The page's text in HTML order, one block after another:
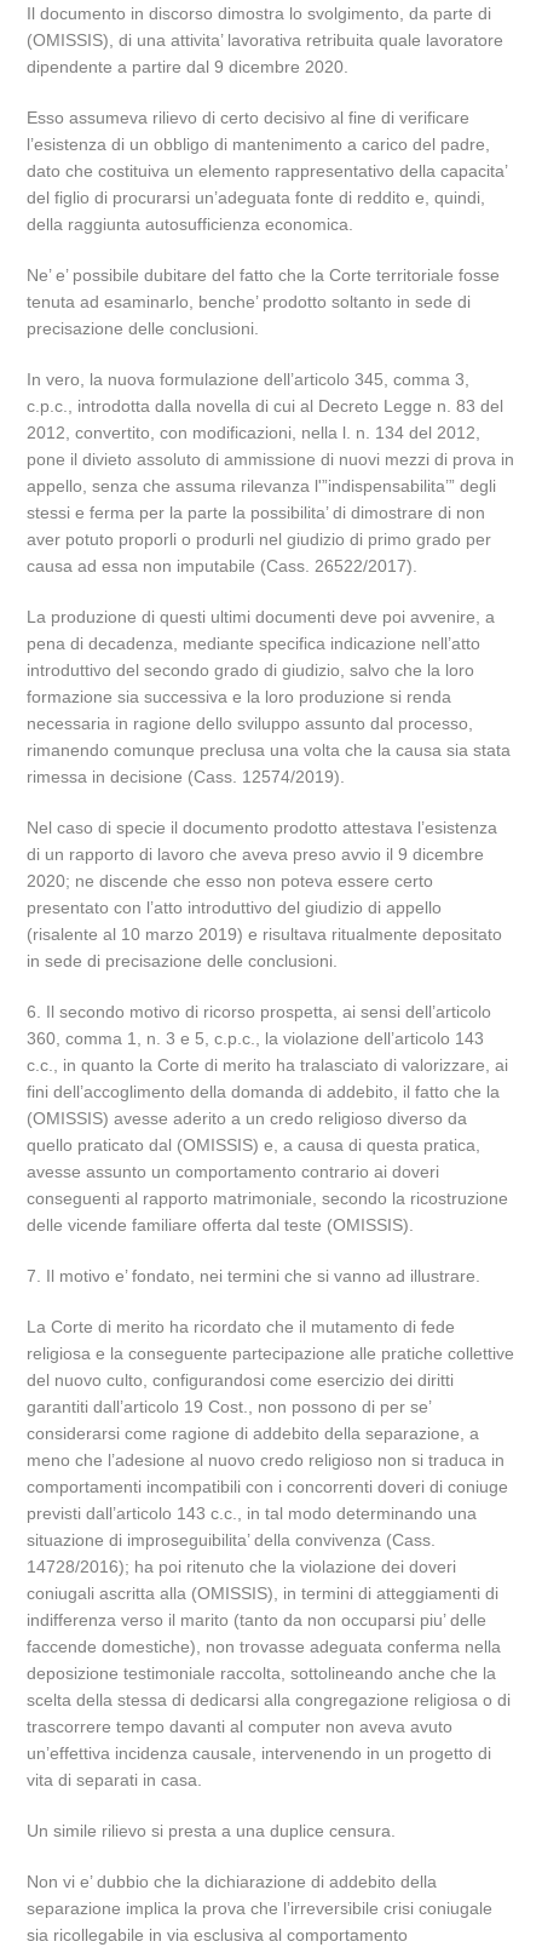
Il documento in discorso dimostra lo svolgimento, da parte di
(OMISSIS), di una attivita’ lavorativa retribuita quale lavoratore
dipendente a partire dal 9 dicembre 2020.
Esso assumeva rilievo di certo decisivo al fine di verificare
l’esistenza di un obbligo di mantenimento a carico del padre,
dato che costituiva un elemento rappresentativo della capacita’
del figlio di procurarsi un’adeguata fonte di reddito e, quindi,
della raggiunta autosufficienza economica.
Ne’ e’ possibile dubitare del fatto che la Corte territoriale fosse
tenuta ad esaminarlo, benche’ prodotto soltanto in sede di
precisazione delle conclusioni.
In vero, la nuova formulazione dell’articolo 345, comma 3,
c.p.c., introdotta dalla novella di cui al Decreto Legge n. 83 del
2012, convertito, con modificazioni, nella l. n. 134 del 2012,
pone il divieto assoluto di ammissione di nuovi mezzi di prova in
appello, senza che assuma rilevanza l'”indispensabilita’” degli
stessi e ferma per la parte la possibilita’ di dimostrare di non
aver potuto proporli o produrli nel giudizio di primo grado per
causa ad essa non imputabile (Cass. 26522/2017).
La produzione di questi ultimi documenti deve poi avvenire, a
pena di decadenza, mediante specifica indicazione nell’atto
introduttivo del secondo grado di giudizio, salvo che la loro
formazione sia successiva e la loro produzione si renda
necessaria in ragione dello sviluppo assunto dal processo,
rimanendo comunque preclusa una volta che la causa sia stata
rimessa in decisione (Cass. 12574/2019).
Nel caso di specie il documento prodotto attestava l’esistenza
di un rapporto di lavoro che aveva preso avvio il 9 dicembre
2020; ne discende che esso non poteva essere certo
presentato con l’atto introduttivo del giudizio di appello
(risalente al 10 marzo 2019) e risultava ritualmente depositato
in sede di precisazione delle conclusioni.
6. Il secondo motivo di ricorso prospetta, ai sensi dell’articolo
360, comma 1, n. 3 e 5, c.p.c., la violazione dell’articolo 143
c.c., in quanto la Corte di merito ha tralasciato di valorizzare, ai
fini dell’accoglimento della domanda di addebito, il fatto che la
(OMISSIS) avesse aderito a un credo religioso diverso da
quello praticato dal (OMISSIS) e, a causa di questa pratica,
avesse assunto un comportamento contrario ai doveri
conseguenti al rapporto matrimoniale, secondo la ricostruzione
delle vicende familiare offerta dal teste (OMISSIS).
7. Il motivo e’ fondato, nei termini che si vanno ad illustrare.
La Corte di merito ha ricordato che il mutamento di fede
religiosa e la conseguente partecipazione alle pratiche collettive
del nuovo culto, configurandosi come esercizio dei diritti
garantiti dall’articolo 19 Cost., non possono di per se’
considerarsi come ragione di addebito della separazione, a
meno che l’adesione al nuovo credo religioso non si traduca in
comportamenti incompatibili con i concorrenti doveri di coniuge
previsti dall’articolo 143 c.c., in tal modo determinando una
situazione di improseguibilita’ della convivenza (Cass.
14728/2016); ha poi ritenuto che la violazione dei doveri
coniugali ascritta alla (OMISSIS), in termini di atteggiamenti di
indifferenza verso il marito (tanto da non occuparsi piu’ delle
faccende domestiche), non trovasse adeguata conferma nella
deposizione testimoniale raccolta, sottolineando anche che la
scelta della stessa di dedicarsi alla congregazione religiosa o di
trascorrere tempo davanti al computer non aveva avuto
un’effettiva incidenza causale, intervenendo in un progetto di
vita di separati in casa.
Un simile rilievo si presta a una duplice censura.
Non vi e’ dubbio che la dichiarazione di addebito della
separazione implica la prova che l’irreversibile crisi coniugale
sia ricollegabile in via esclusiva al comportamento